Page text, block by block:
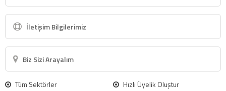
İletişim Bilgilerimiz
Biz Sizi Arayalım
Tüm Sektörler
Hızlı Üyelik Oluştur